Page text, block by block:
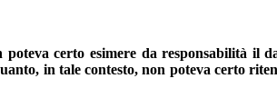
certo esimere da responsabilità il
in tale contesto, non poteva certo